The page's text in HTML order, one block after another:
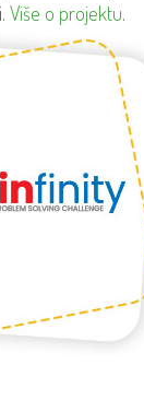
Više o projektu.